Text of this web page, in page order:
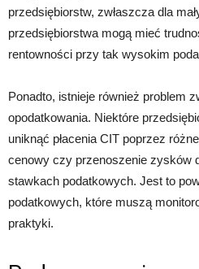
przedsiębiorstw, zwłaszcza dla
przedsiębiorstwa mogą mieć
rentowności przy tak wysokim
Ponadto, istnieje również problem
opodatkowania. Niektóre
uniknąć płacenia CIT poprzez
cenowy czy przenoszenie zysków
stawkach podatkowych. Jest to
podatkowych, które muszą
praktyki.